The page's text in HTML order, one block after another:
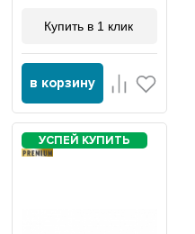
Купить в 1 клик
в корзину
PREMIUM